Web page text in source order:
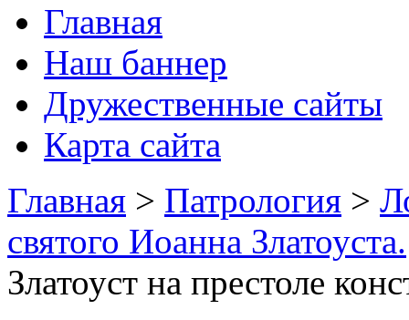
Главная
Наш баннер
Дружественные сайты
Карта сайта
Главная > Патрология >
святого Иоанна Златоуста.
Златоуст на престоле